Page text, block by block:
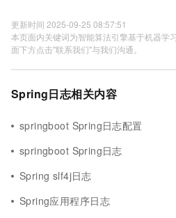
更新时间 2025-09-25 08:57:51
本页面内关键词为智能算法引擎基于机器学
面下方点击"联系我们"与我们沟通。
Spring日志相关内容
springboot Spring日志配置
springboot Spring日志
Spring slf4j日志
Spring应用程序日志